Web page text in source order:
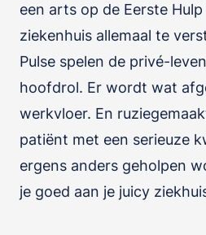
een arts op de Eerste
ziekenhuis allemaal te
Pulse spelen de privé-
hoofdrol. Er wordt wat
werkvloer. En
patiënt met een serieuze
ergens anders geholpen
je goed aan je juicy